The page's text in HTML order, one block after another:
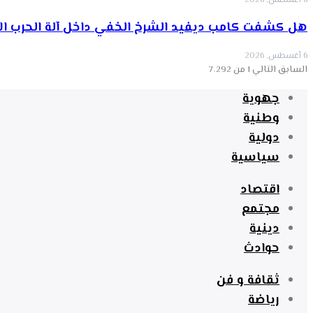
هل كشفت كامب ديفيد الشرخ الخفي داخل آلة الحرب
6 أغسطس, 2026
السابق التالي 1 من 7٬292
جهوية
وطنية
دولية
سياسية
اقتصاد
مجتمع
دينية
حوادث
ثقافة و فن
رياضة